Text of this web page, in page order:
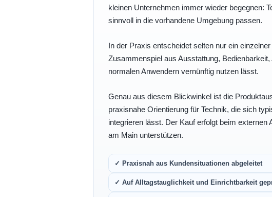
kleinen Unternehmen immer wieder begegnen:
sinnvoll in die vorhandene Umgebung passen.
In der Praxis entscheidet selten nur ein
Zusammenspiel aus Ausstattung,
normalen Anwendern vernünftig nutzen lässt.
Genau aus diesem Blickwinkel ist die
praxisnahe Orientierung für Technik, die sich
integrieren lässt. Der Kauf erfolgt beim
am Main unterstützen.
✓ Praxisnah aus Kundensituationen abgeleitet
✓ Auf Alltagstauglichkeit und Einrichtbarkeit